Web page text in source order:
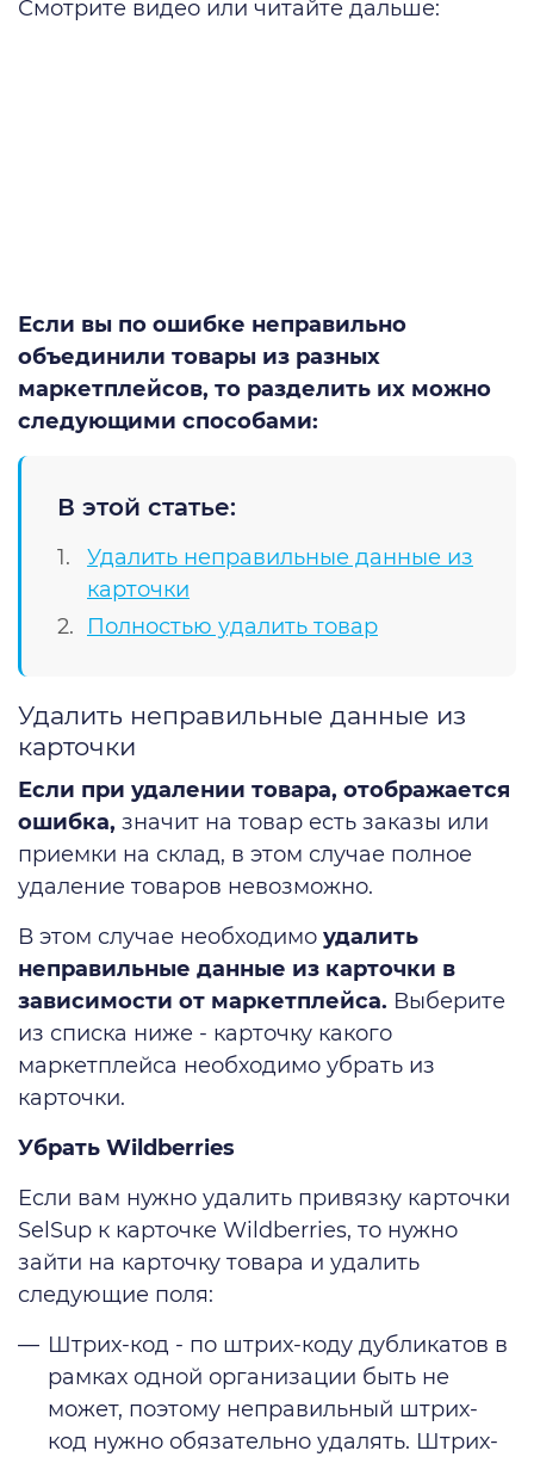
Смотрите видео или читайте дальше:
Если вы по ошибке неправильно
объединили товары из разных
маркетплейсов, то разделить их можно
следующими способами:
В этой статье:
Удалить неправильные данные из
карточки
Полностью удалить товар
Удалить неправильные данные из
карточки
Если при удалении товара, отображается
ошибка, значит на товар есть заказы или
приемки на склад, в этом случае полное
удаление товаров невозможно.
В этом случае необходимо удалить
неправильные данные из карточки в
зависимости от маркетплейса. Выберите
из списка ниже - карточку какого
маркетплейса необходимо убрать из
карточки.
Убрать Wildberries
Если вам нужно удалить привязку карточки
SelSup к карточке Wildberries, то нужно
зайти на карточку товара и удалить
следующие поля:
Штрих-код - по штрих-коду дубликатов в
рамках одной организации быть не
может, поэтому неправильный штрих-
код нужно обязательно удалять. Штрих-